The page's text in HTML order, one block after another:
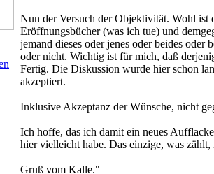
Nun der Versuch der Objektivität. Wohl ist
Eröffnungsbücher (was ich tue) und
jemand dieses oder jenes oder beides
oder nicht. Wichtig ist für mich, daß
Fertig. Die Diskussion wurde hier schon
akzeptiert.
Inklusive Akzeptanz der Wünsche, nicht
Ich hoffe, das ich damit ein neues
hier vielleicht habe. Das einzige, was
Gruß vom Kalle."